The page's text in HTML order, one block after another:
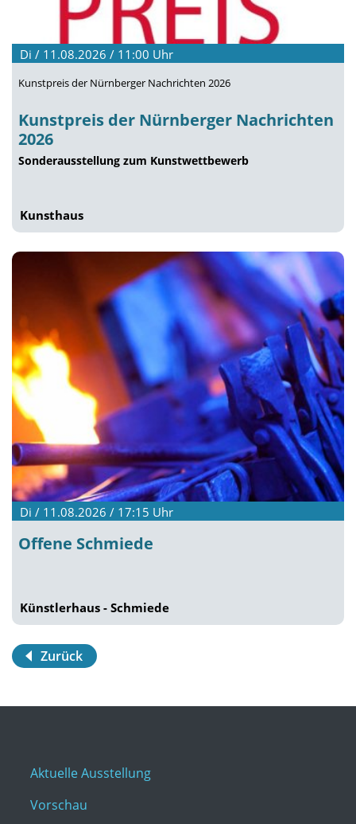
Di / 11.08.2026 / 11:00 Uhr
Kunstpreis der Nürnberger Nachrichten 2026
Kunstpreis der Nürnberger Nachrichten
2026
Sonderausstellung zum Kunstwettbewerb
Kunsthaus
Di / 11.08.2026 / 17:15 Uhr
Offene Schmiede
Künstlerhaus - Schmiede
Zurück
Aktuelle Ausstellung
Vorschau